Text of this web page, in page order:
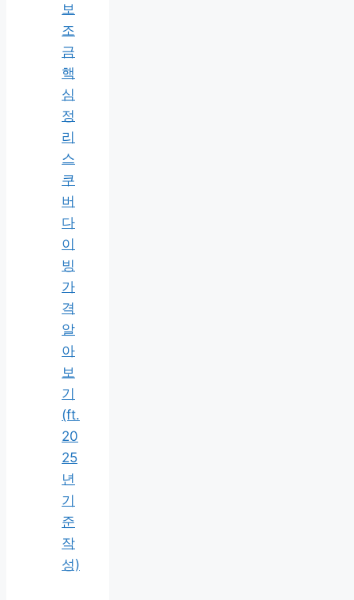
보
조
금
핵
심
정
리
스
쿠
버
다
이
빙
가
격
알
아
보
기
(ft.
20
25
년
기
준
작
성)